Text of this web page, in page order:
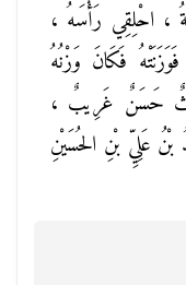
، احْلِقِي رَأْسَهُ ،
فَكَانَ وَزْنُهُ
حَسَنٌ غَرِيبٌ ،
عَلِيِّ بْنِ الحُسَيْنِ